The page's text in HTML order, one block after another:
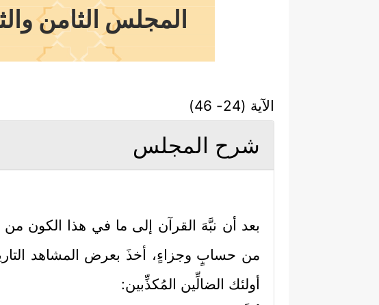
المجلس الثامن
الآية (24- 46)
شرح المجلس
بعد أن نبَّهَ القرآن إلى ما في هذا الكون من
من حسابٍ وجزاءٍ، أخذَ بعرض المشاهد
أولئك الضالِّين المُكذِّبين: